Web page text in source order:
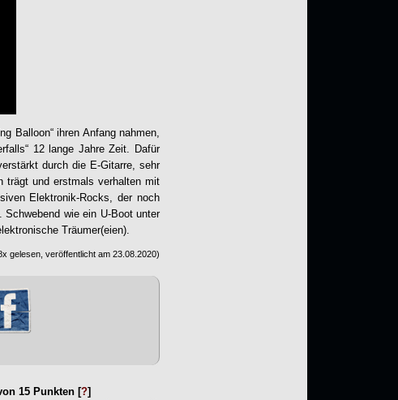
Balloon“ ihren Anfang nahmen,
“ 12 lange Jahre Zeit. Dafür
durch die E-Gitarre, sehr
trägt und erstmals verhalten mit
Elektronik-Rocks, der noch
Schwebend wie ein U-Boot unter
Träumer(eien).
gelesen, veröffentlicht am 23.08.2020)
15 Punkten [?]